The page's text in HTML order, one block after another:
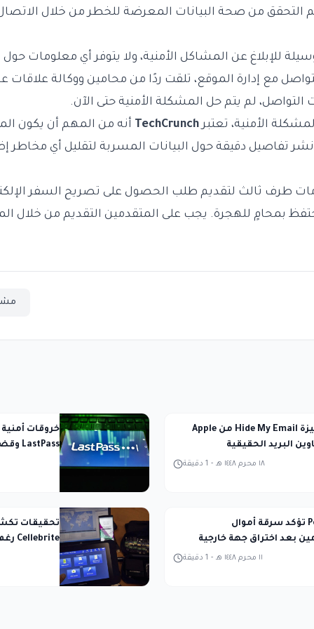
التحقق من صحة البيانات المعرضة للخطر من خلال
للإبلاغ عن المشاكل الأمنية، ولا يتوفر أي معلومات حول
مع إدارة الموقع، تلقت ردًا من محامين ووكالة علاقات
لم يتم حل المشكلة الأمنية حتى الآن.
الأمنية، تعتبرTechCrunch أنه من المهم أن يكون
نشر تفاصيل دقيقة حول البيانات المسربة لتقليل أي مخاطر
طرف ثالث لتقديم طلب الحصول على تصريح السفر
بمحامٍ للهجرة. يجب على المتقدمين التقديم من خلال
ثغرة في ميزة Hide My Email من Apple
البريد الحقيقية
1 دقيقة - ١٨ محرم ١٤٤٨ هـ
خروقات
LastPass وقضية جون بولتون
Polymarket تؤكد سرقة أموال
بعد اختراق جهة خارجية
1 دقيقة - ١١ محرم ١٤٤٨ هـ
تحقيقات
Cellebrite رغم قطع العلاقات